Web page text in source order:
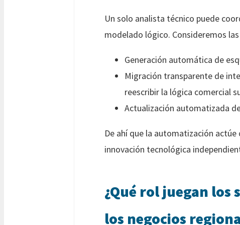
Un solo analista técnico puede
modelado lógico. Consideremos
Generación automática de
Migración transparente de
reescribir la lógica comercial
Actualización automatizada
De ahí que la automatización
innovación tecnológica
¿Qué rol juegan
los negocios